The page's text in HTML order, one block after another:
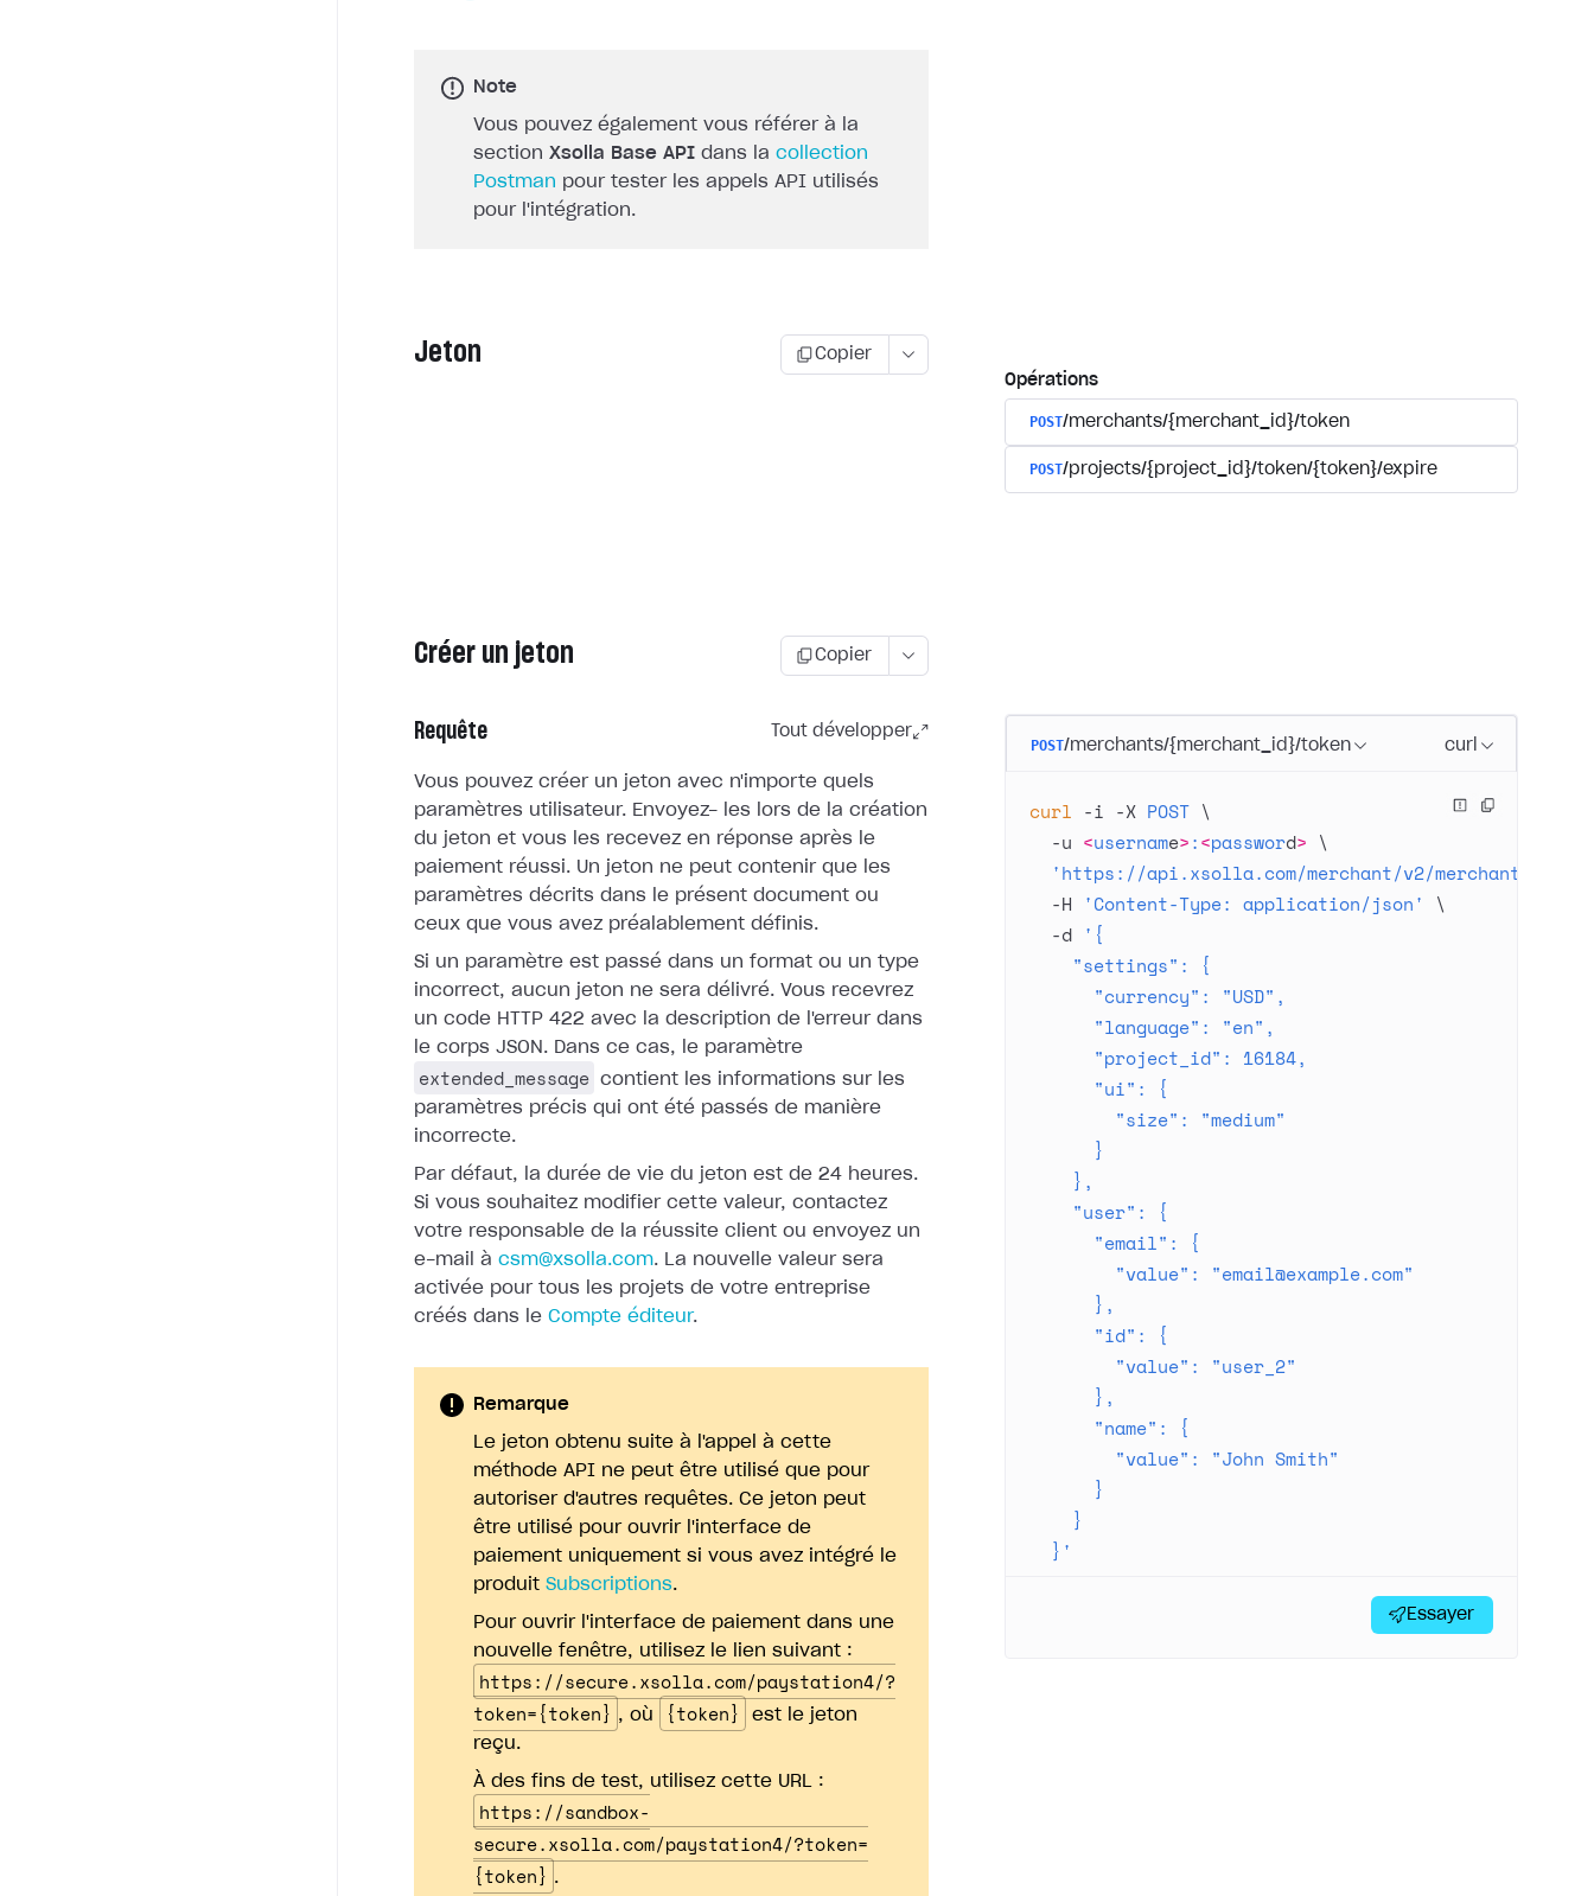
Note
Vous pouvez également vous référer à la
section Xsolla Base API dans la collection
Postman pour tester les appels API utilisés
pour l'intégration.
Jeton
Copier
Opérations
POST/merchants/{merchant_id}/token
POST/projects/{project_id}/token/{token}/expire
Créer un jeton Copier
Requête Tout développer
Vous pouvez créer un jeton avec n'importe quels
paramètres utilisateur. Envoyez- les lors de la création
du jeton et vous les recevez en réponse après le
paiement réussi. Un jeton ne peut contenir que les
paramètres décrits dans le présent document ou
ceux que vous avez préalablement définis.
Si un paramètre est passé dans un format ou un type
incorrect, aucun jeton ne sera délivré. Vous recevrez
un code HTTP 422 avec la description de l'erreur dans
le corps JSON. Dans ce cas, le paramètre
extended_message contient les informations sur les
paramètres précis qui ont été passés de manière
incorrecte.
Par défaut, la durée de vie du jeton est de 24 heures.
Si vous souhaitez modifier cette valeur, contactez
votre responsable de la réussite client ou envoyez un
e-mail à csm@xsolla.com. La nouvelle valeur sera
activée pour tous les projets de votre entreprise
créés dans le Compte éditeur.
Remarque
Le jeton obtenu suite à l'appel à cette
méthode API ne peut être utilisé que pour
autoriser d'autres requêtes. Ce jeton peut
être utilisé pour ouvrir l'interface de
paiement uniquement si vous avez intégré le
produit Subscriptions.
Pour ouvrir l'interface de paiement dans une
nouvelle fenêtre, utilisez le lien suivant :
https://secure.xsolla.com/paystation4/?
token={token} , où {token}
est le jeton
reçu.
À des fins de test, utilisez cette URL :
https://sandbox-
secure.xsolla.com/paystation4/?token=
{token} .
POST/merchants/{merchant_id}/token curl
curl -i -X POST \
  -u
<username>:<password> \
'https://api.xsolla.com/merchant/v2/merchants/
  -H
'Content-Type: application/json'
\
  -d
'{
    "settings": {
      "currency": "USD",
      "language": "en",
      "project_id": 16184,
      "ui": {
        "size": "medium"
      }
    },
    "user": {
      "email": {
        "value": "
email@example.com"
      },
      "id": {
        "value": "user_2"
      },
      "name": {
        "value": "John Smith"
      }
    }
  }'
Essayer